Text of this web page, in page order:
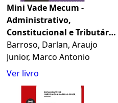
Mini Vade Mecum -
Administrativo,
Constitucional e Tributário
- Meu Curso - 13ª edição
2024
Barroso, Darlan, Araujo
Junior, Marco Antonio
Ver livro